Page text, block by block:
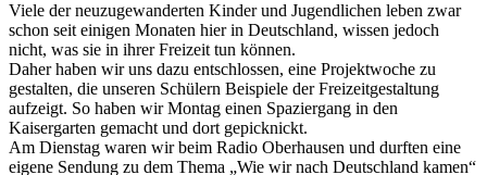
Viele der neuzugewanderten Kinder und Jugendlichen leben zwar
schon seit einigen Monaten hier in Deutschland, wissen jedoch
nicht, was sie in ihrer Freizeit tun können.
Daher haben wir uns dazu entschlossen, eine Projektwoche zu
gestalten, die unseren Schülern Beispiele der Freizeitgestaltung
aufzeigt. So haben wir Montag einen Spaziergang in den
Kaisergarten gemacht und dort gepicknickt.
Am Dienstag waren wir beim Radio Oberhausen und durften eine
eigene Sendung zu dem Thema „Wie wir nach Deutschland kamen“